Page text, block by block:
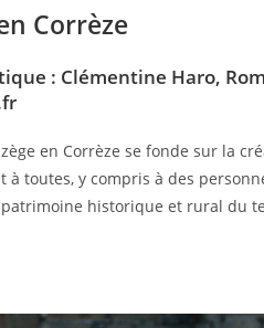
Corrèze
: Clémentine Haro,
en Corrèze se fonde sur la
à toutes, y compris à des
historique et rural du